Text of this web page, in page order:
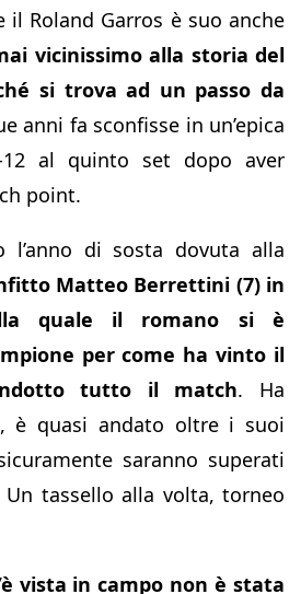
il Roland Garros è suo anche
vicinissimo alla storia del
si trova ad un passo da
anni fa sconfisse in un’epica
12 al quinto set dopo aver
point.
l’anno di sosta dovuta alla
Matteo Berrettini (7) in
quale il romano si è
per come ha vinto il
tutto il match. Ha
è quasi andato oltre i suoi
saranno superati
tassello alla volta, torneo
vista in campo non è stata